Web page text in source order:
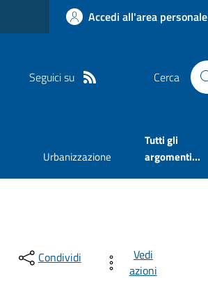
Accedi all'area personale
Seguici su Cerca
Urbanizzazione
Tutti gli
argomenti...
Condividi
Vedi
azioni